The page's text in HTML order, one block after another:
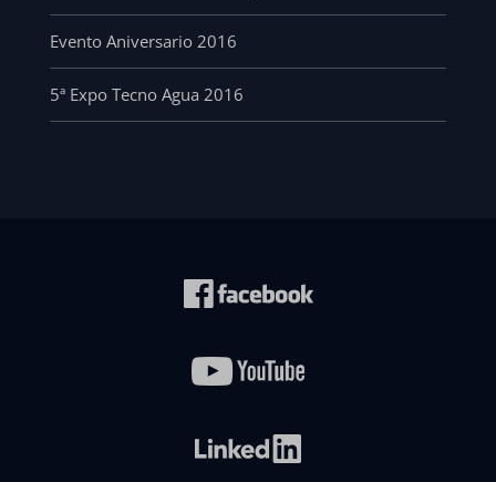
Evento Aniversario 2016
5ª Expo Tecno Agua 2016